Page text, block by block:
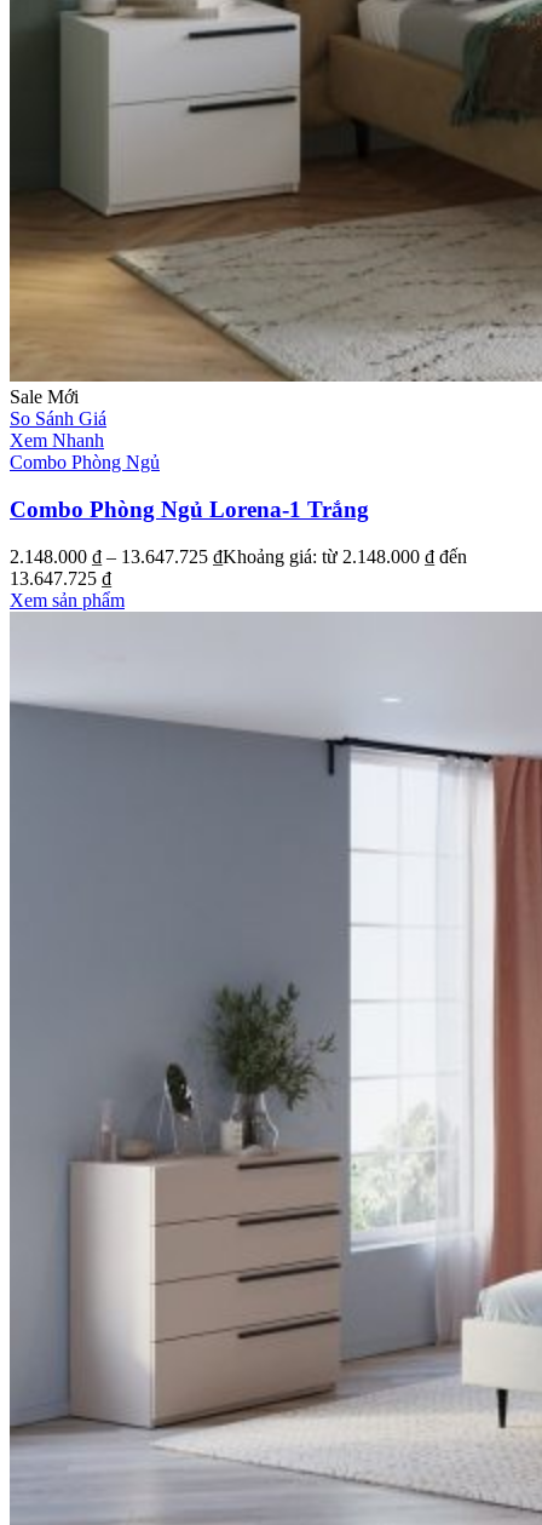
Sale Mới
So Sánh Giá
Xem Nhanh
Combo Phòng Ngủ
Combo Phòng Ngủ Lorena-1 Trắng
2.148.000 ₫ – 13.647.725 ₫Khoảng giá: từ 2.148.000 ₫ đến
13.647.725 ₫
Xem sản phẩm